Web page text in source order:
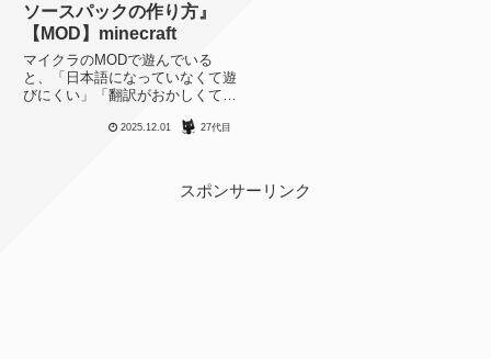
ソースパックの作り方』
【MOD】minecraft
マイクラのMODで遊んでいる
と、「日本語になっていなくて遊
びにくい」「翻訳がおかしくて違
たることがあります。新しい
たら嬉しいと思うのでその方法を
2025.12.01 27代目
スポンサーリンク